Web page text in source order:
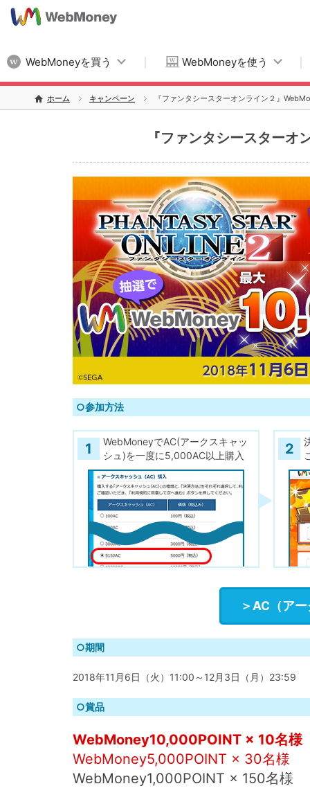
WebMoneyを買う WebMoneyを使う
ホーム キャンペーン 『ファンタシースターオンライン２』
『ファンタシースター
○参加方法
1
WebMoneyでAC(アークスキャッ
シュ)を一度に5,000AC以上購入
2
＞AC（ア
○期間
2018年11月6日（火）11:00～12月3日（月）23:59
○賞品
WebMoney10,000POINT × 10名様
WebMoney5,000POINT × 30名様
WebMoney1,000POINT × 150名様